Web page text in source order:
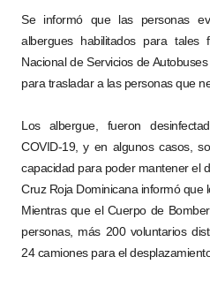
Se informó que las personas
albergues habilitados para tales
Nacional de Servicios de
para trasladar a las personas que
Los albergue, fueron
COVID-19, y en algunos casos,
capacidad para poder mantener el
Cruz Roja Dominicana informó que
Mientras que el Cuerpo de
personas, más 200 voluntarios
24 camiones para el